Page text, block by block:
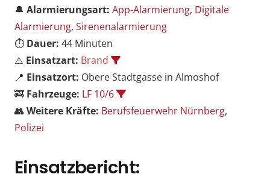
🔔 Alarmierungsart: App-Alarmierung, Digitale
Alarmierung, Sirenenalarmierung
⏱️ Dauer: 44 Minuten
⚠️ Einsatzart: Brand
📍 Einsatzort: Obere Stadtgasse in Almoshof
🚒 Fahrzeuge: LF 10/6
👥 Weitere Kräfte: Berufsfeuerwehr Nürnberg,
Polizei
Einsatzbericht: